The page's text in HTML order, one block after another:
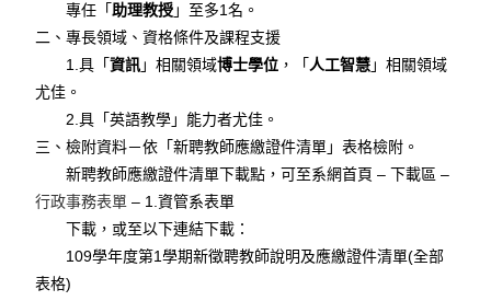
專任「助理教授」至多1名。
二、專長領域、資格條件及課程支援
1.具「資訊」相關領域博士學位 ，「 人工智慧」相關領域
尤佳。
2.具「英語教學」能力者尤佳。
三、檢附資料－依「新聘教師應繳證件清單」表格檢附。
新聘教師應繳證件清單下載點，可至系網首頁 – 下載區 –
行政事務表單 – 1.資管系表單
下載，或至以下連結下載：
109學年度第1學期新徵聘教師說明及應繳證件清單(全部
表格)